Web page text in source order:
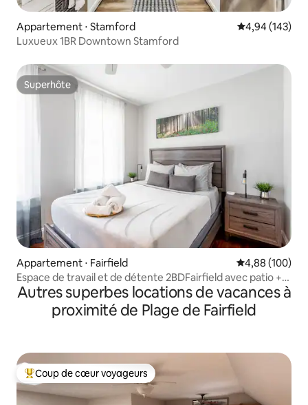
Appartement ⋅ Stamford Évaluation
4,94 (143)
Luxueux 1BR Downtown Stamford
Superhôte
Superhôte
Appartement ⋅ Fairfield Évaluation
4,88 (100)
Espace de travail et de détente 2BDFairfield avec patio +
WiFi rapide
Autres superbes locations de vacances à
proximité de Plage de Fairfield
Coups de cœur voyageurs les plus appréciés
Coup de cœur voyageurs